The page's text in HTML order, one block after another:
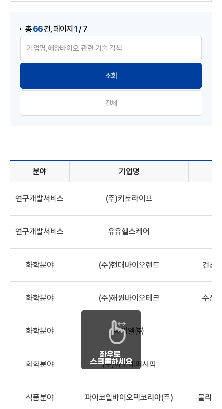
총66건 ,페이지1/ 7
전체
기업정보목록 - 분야, 기업명, 산업분류, 해양바이오 관련 기술,
분야 기업명
연구개발서비스 (주)키토라이프 건
연구개발서비스 유유헬스케어
화학분야 (주)현대바이오랜드 건강
화학분야 (주)해원바이오테크 수산
화학분야 유씨엘㈜
화학분야 (주)아모레퍼시픽
식품분야 파이코일바이오텍코리아(주) 물리,